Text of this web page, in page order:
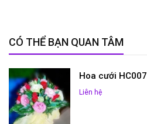
CÓ THỂ BẠN QUAN TÂM
Hoa cưới HC007
Liên hệ